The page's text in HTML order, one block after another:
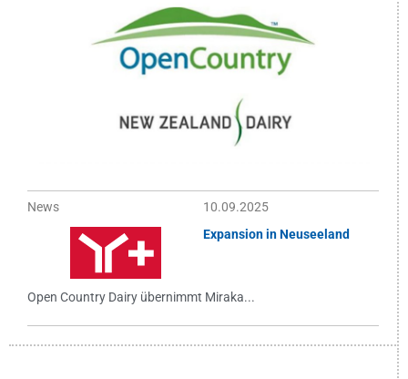
News
10.09.2025
Expansion in Neuseeland
Open Country Dairy übernimmt Miraka...